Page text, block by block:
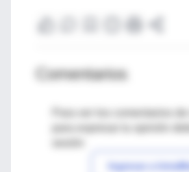
Comentarios
Para ver los comentarios de
Ingresar a